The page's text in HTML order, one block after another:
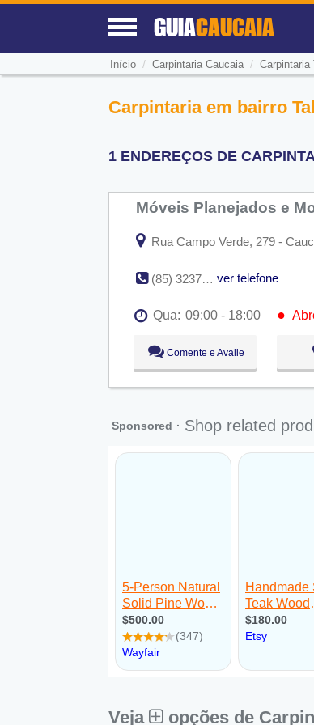
GUIACAUCAIA
Início / Carpintaria Caucaia/ Carpintaria
Carpintaria em bairro
1 ENDEREÇOS DE
Móveis Planejados e
Rua Campo Verde, 279 -
(85) 3237-2688 ver telefone
Qua: 09:00 - 18:00 ●
Seg:
Ter:
09:00 - 18:00
Qua:
09:00 - 18:00 ●
Qui:
09:00 - 18:00
Dom:
Fechado
Comente e Avalie
Veja opções de